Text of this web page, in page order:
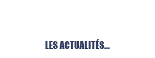
LES ACTUALITÉS...